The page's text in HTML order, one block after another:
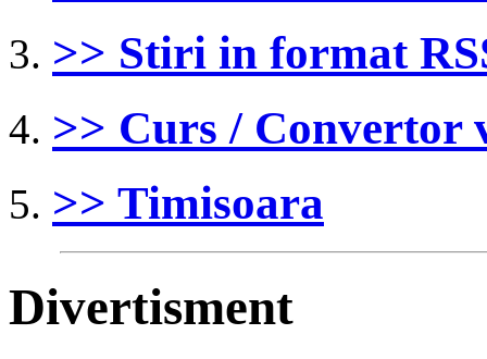
>> Stiri in format
>> Curs / Convertor
>> Timisoara
Divertisment